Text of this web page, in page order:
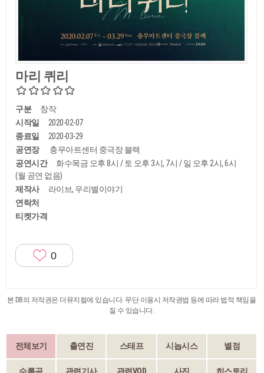
마리 퀴리
구분
창작
시작일
2020-02-07
종료일
2020-03-29
공연장
충무아트센터 중극장 블랙
공연시간
화수목금 오후 8시 / 토 오후 3시, 7시 / 일 오후 2시, 6시
(월 공연 없음)
제작사
라이브, 우리별이야기
연락처
티켓가격
0
본 DB의 저작권은 더뮤지컬에 있습니다. 무단 이용시 저작권법 등에 따라 법적 책임을
질 수 있습니다.
전체보기 출연진 스태프 시놉시스 별점
수록곡 관련기사 관련VOD 사진 히스토리